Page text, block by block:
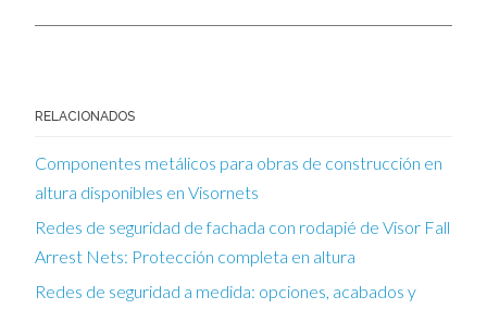
RELACIONADOS
Componentes metálicos para obras de construcción en
altura disponibles en Visornets
Redes de seguridad de fachada con rodapié de Visor Fall
Arrest Nets: Protección completa en altura
Redes de seguridad a medida: opciones, acabados y